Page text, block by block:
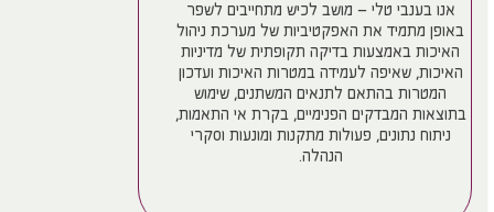
אנו בענבי טלי – מושב לכיש מתחייבים לשפר
באופן מתמיד את האפקטיביות של מערכת ניהול
האיכות באמצעות בדיקה תקופתית של מדיניות
האיכות, שאיפה לעמידה במטרות האיכות ועדכון
המטרות בהתאם לתנאים המשתנים, שימוש
בתוצאות המבדקים הפנימיים, בקרת אי התאמות,
ניתוח נתונים, פעולות מתקנות ומונעות וסקרי
הנהלה.